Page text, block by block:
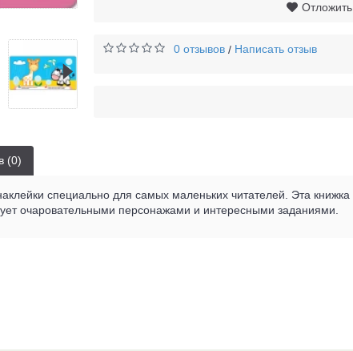
Отложить
0 отзывов / Написать отзыв
(0)
специально для самых маленьких читателей. Эта
очаровательными персонажами и интересными заданиями.